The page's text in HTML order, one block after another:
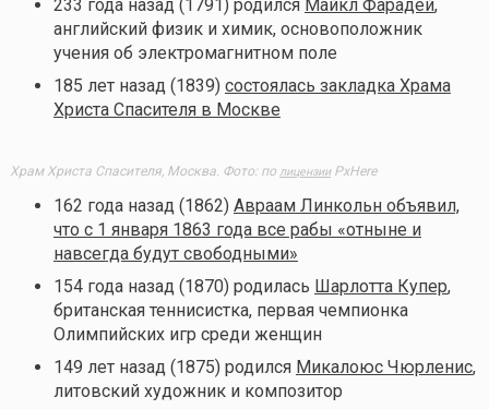
233 года назад (1791) родился Майкл Фарадей,
английский физик и химик, основоположник
учения об электромагнитном поле
185 лет назад (1839) состоялась закладка Храма
Христа Спасителя в Москве
Храм Христа Спасителя, Москва. Фото: по лицензииPxHere
162 года назад (1862) Aвраам Линкольн объявил,
что с 1 января 1863 года все рабы «отныне и
навсегда будут свободными»
154 года назад (1870) родилась Шарлотта Купер,
британская теннисистка, первая чемпионка
Олимпийских игр среди женщин
149 лет назад (1875) родился Микалоюс Чюрленис,
литовский художник и композитор